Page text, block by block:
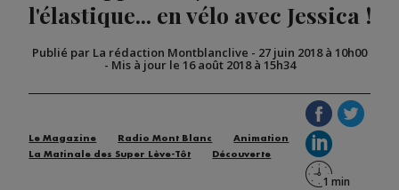
l'élastique... en vélo avec Jessica !
Publié par La rédaction Montblanclive - 27 juin 2018 à 10h00
- Mis à jour le 16 août 2018 à 15h34
Le Magazine Radio Mont Blanc
Animation
La Matinale des Super Lève-Tôt
Découverte